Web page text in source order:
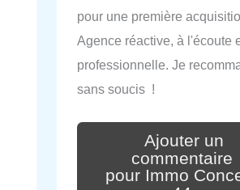
pour une première
Agence réactive, à l'écoute
professionnelle. Je
sans soucis !
Ajouter un
commentaire
pour Immo